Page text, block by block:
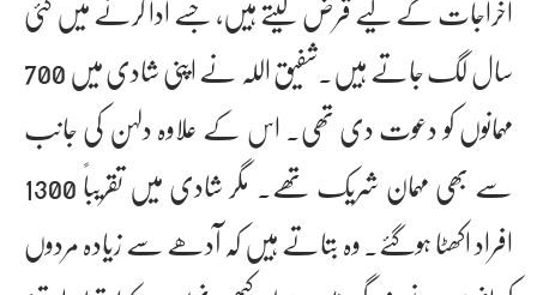
سال لگ جاتے ہیں۔شفیق اللہ نے اپنی شادی میں 700
مہمانوں کو دعوت دی تھی۔ اس کے علاوہ دلہن کی جانب
سے بھی مہمان شریک تھے۔ مگر شادی میں تقریباً 1300
افراد اکھٹا ہوگئے۔ وہ بتاتے ہیں کہ آدھے سے زیادہ مردوں